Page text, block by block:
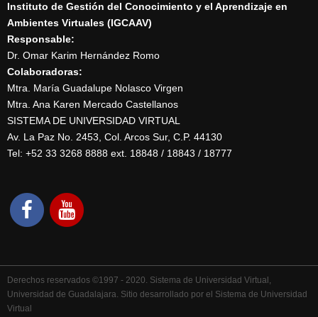
Instituto de Gestión del Conocimiento y el Aprendizaje en
Ambientes Virtuales (IGCAAV)
Responsable:
Dr. Omar Karim Hernández Romo
Colaboradoras:
Mtra. María Guadalupe Nolasco Virgen
Mtra. Ana Karen Mercado Castellanos
SISTEMA DE UNIVERSIDAD VIRTUAL
Av. La Paz No. 2453, Col. Arcos Sur, C.P. 44130
Tel: +52 33 3268 8888‏ ext. 18848 / 18843 / 18777
Derechos reservados ©1997 - 2020. Sistema de Universidad Virtual,
Universidad de Guadalajara. Sitio desarrollado por el Sistema de Universidad
Virtual